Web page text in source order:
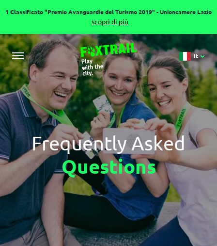
It
1 Classificato "Premio Avanguardie del Turismo 2019" - Unioncamere Lazio
scopri di più
Frequently Asked
Questions